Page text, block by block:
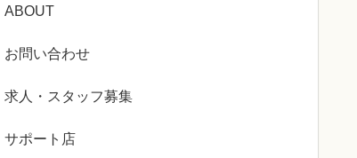
ABOUT
お問い合わせ
求人・スタッフ募集
サポート店